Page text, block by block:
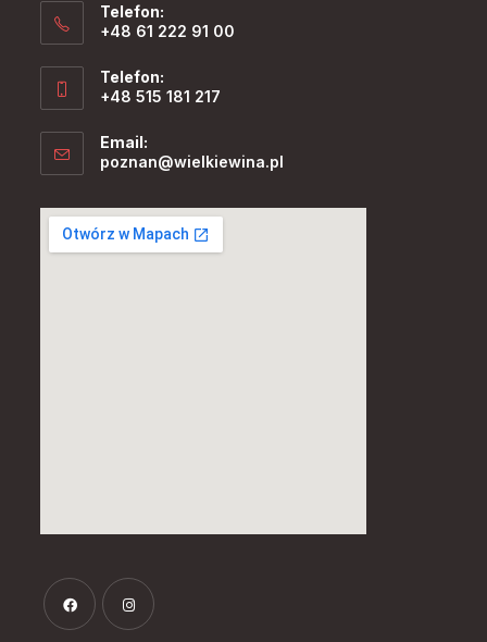
Telefon:
+48 61 222 91 00
Telefon:
+48 515 181 217
Email:
poznan@wielkiewina.pl